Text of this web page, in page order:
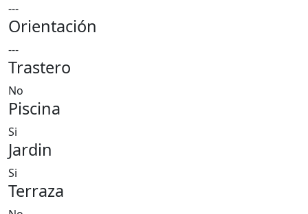
---
Orientación
---
Trastero
No
Piscina
Si
Jardin
Si
Terraza